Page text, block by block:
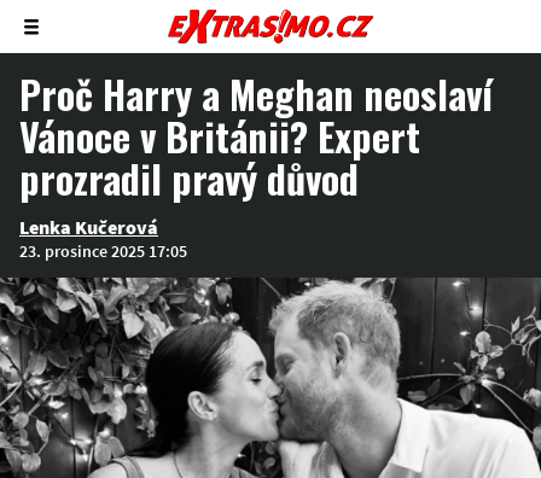
Zobrazit/skrýt
menu
Proč Harry a Meghan neoslaví
Vánoce v Británii? Expert
prozradil pravý důvod
Lenka Kučerová
23. prosince 2025 17:05